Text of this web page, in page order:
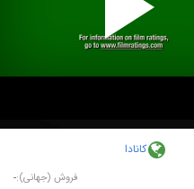
کانادا
فروش (جهانی):-